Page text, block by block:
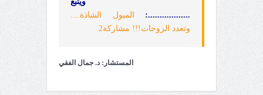
..................:
الميول الشاذة....
وتعدد الزوجات!!! مشاركة2
المستشار: د. جمال الفقي